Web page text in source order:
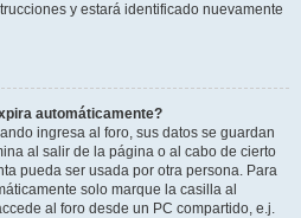
y estará identificado nuevamente
automáticamente?
ingresa al foro, sus datos se guardan
al salir de la página o al cabo de cierto
pueda ser usada por otra persona. Para
solo marque la casilla al
al foro desde un PC compartido, e.j.